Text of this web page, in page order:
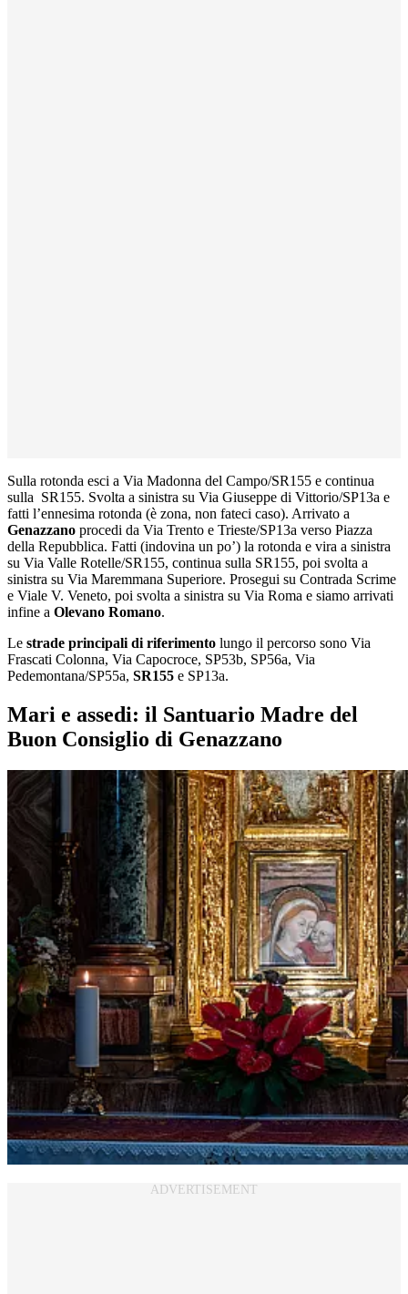
Sulla rotonda esci a Via Madonna del Campo/SR155 e continua
sulla SR155. Svolta a sinistra su Via Giuseppe di Vittorio/SP13a e
fatti l’ennesima rotonda (è zona, non fateci caso). Arrivato a
Genazzano procedi da Via Trento e Trieste/SP13a verso Piazza
della Repubblica. Fatti (indovina un po’) la rotonda e vira a sinistra
su Via Valle Rotelle/SR155, continua sulla SR155, poi svolta a
sinistra su Via Maremmana Superiore. Prosegui su Contrada Scrime
e Viale V. Veneto, poi svolta a sinistra su Via Roma e siamo arrivati
infine a Olevano Romano.
Le strade principali di riferimento lungo il percorso sono Via
Frascati Colonna, Via Capocroce, SP53b, SP56a, Via
Pedemontana/SP55a, SR155 e SP13a.
Mari e assedi: il Santuario Madre del
Buon Consiglio di Genazzano